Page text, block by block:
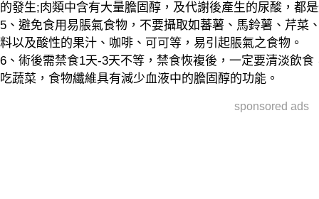
的發生;肉類中含有大量膽固醇，及代謝後產生的尿酸，都
5、避免食用易脹氣食物，不要攝取如蕃薯、馬鈴薯、芹菜
料以及酸性的果汁、咖啡、可可等，易引起脹氣之食物。
6、術後需禁食1天-3天不等，禁食恢複後，一定要清淡飲
吃蔬菜，食物纖維具有減少血液中的膽固醇的功能。
sponsored ads